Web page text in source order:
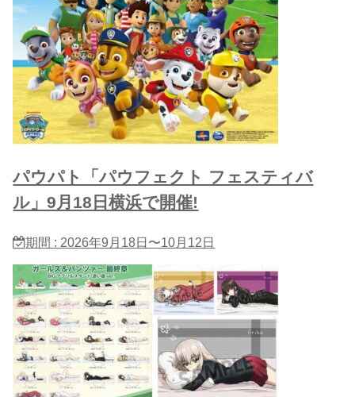
パウパト「パウフェクト フェスティバ
ル」9月18日横浜で開催!
期間 : 2026年9月18日〜10月12日